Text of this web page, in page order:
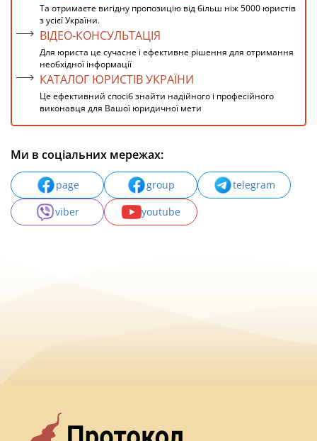
Та отримаєте вигідну пропозицію від більш ніж 5000 юристів
з усієї України.
ВІДЕО-КОНСУЛЬТАЦІЯ
Для юриста це сучасне і ефективне рішення для отримання
необхідної інформації
КАТАЛОГ ЮРИСТІВ УКРАЇНИ
Це ефективний спосіб знайти надійного і професійного
виконавця для Вашої юридичної мети
Ми в соціальних мережах:
page group
telegram
viber
youtube